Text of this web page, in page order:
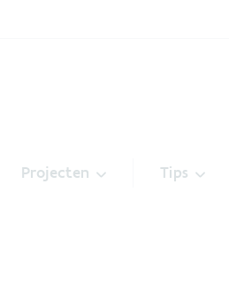
Projecten Tips